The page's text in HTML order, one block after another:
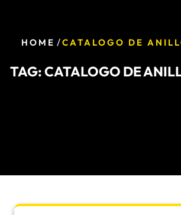
HOME /CATALOGO DE
TAG:CATALOGO DE